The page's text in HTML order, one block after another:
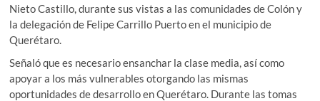
Nieto Castillo, durante sus vistas a las comunidades de Colón y
la delegación de Felipe Carrillo Puerto en el municipio de
Querétaro.
Señaló que es necesario ensanchar la clase media, así como
apoyar a los más vulnerables otorgando las mismas
oportunidades de desarrollo en Querétaro. Durante las tomas